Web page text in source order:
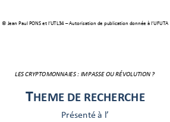
© Jean Paul PONS et l’UTL34 – Autorisation de publication donnée à l’UFUTA
LES CRYPTOMONNAIES : IMPASSE OU RÉVOLUTION ?
THEME DE RECHERCHE
Présenté à l’